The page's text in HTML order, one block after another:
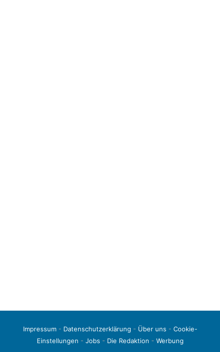
Impressum- Datenschutzerklärung - Über uns - Cookie-
Einstellungen - Jobs - Die Redaktion - Werbung